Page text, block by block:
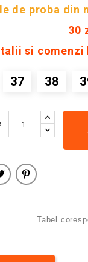
de proba din
30
si comenzi
37 38
Tabel